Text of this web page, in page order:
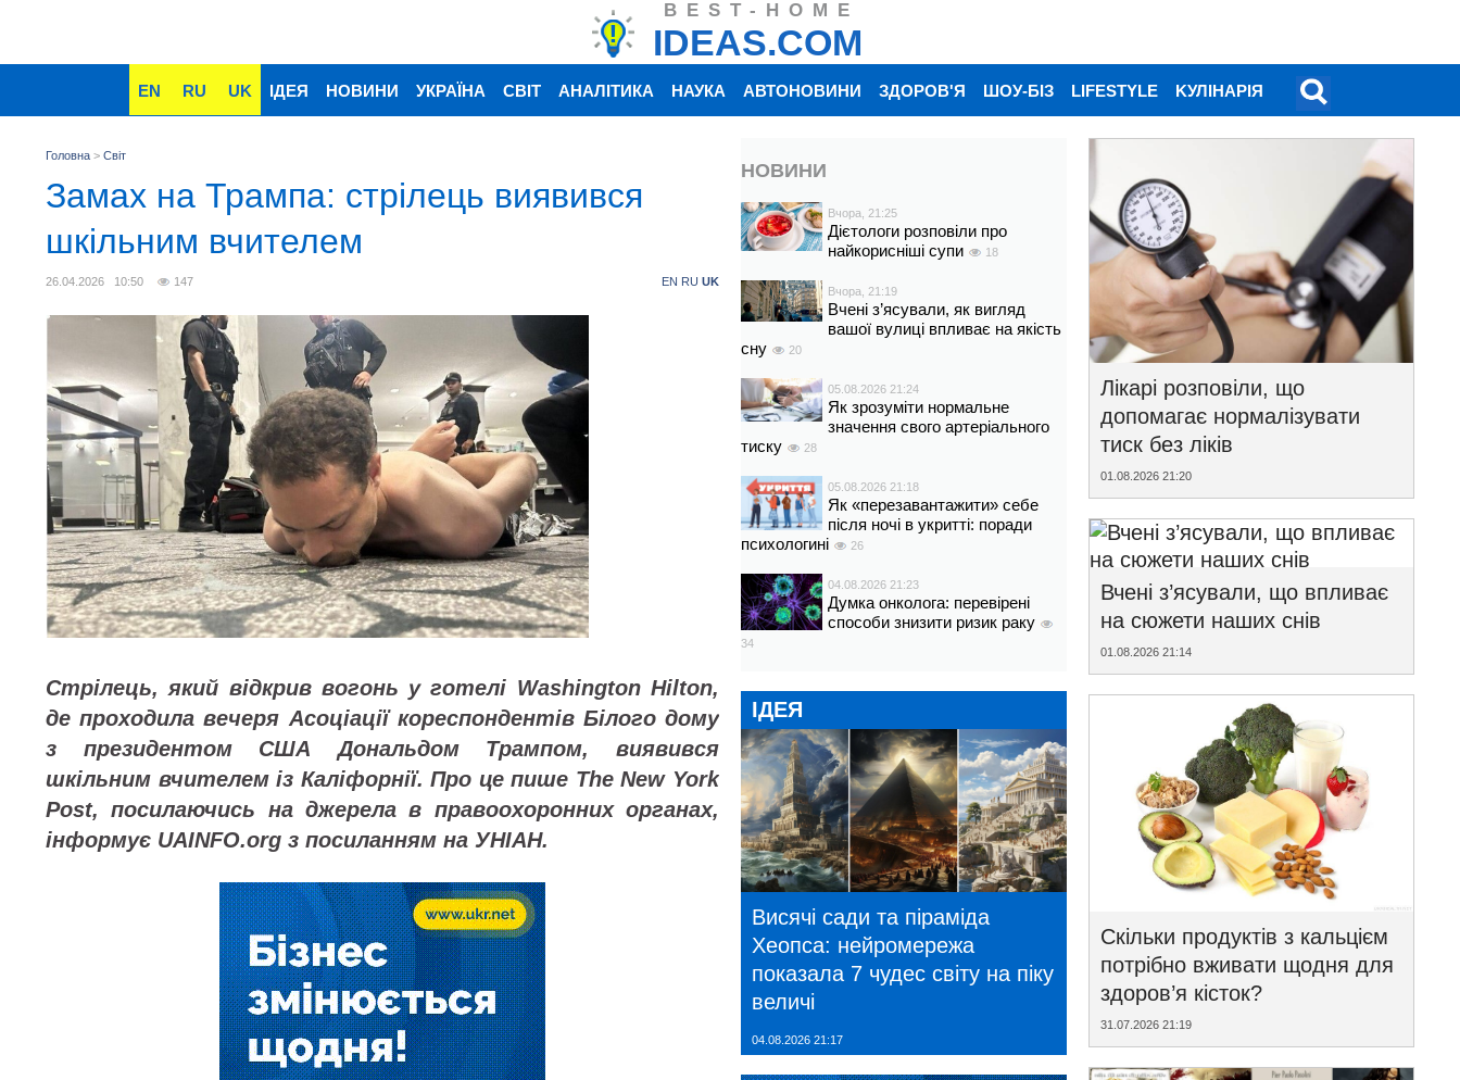
BEST-HOME
IDEAS.COM
EN RU UK ІДЕЯ НОВИНИ УКРАЇНА СВІТ АНАЛІТИКА НАУКА АВТОНОВИНИ ЗДОРОВ'Я ШОУ-БІЗ LIFESTYLE KУЛІНАРІЯ
Головна > Світ
Замах на Трампа: стрілець виявився
шкільним вчителем
26.04.2026 10:50 147 EN RU UK
Стрілець, який відкрив вогонь у готелі Washington Hilton,
де проходила вечеря Асоціації кореспондентів Білого дому
з президентом США Дональдом Трампом, виявився
шкільним вчителем із Каліфорнії. Про це пише The New York
Post, посилаючись на джерела в правоохоронних органах,
інформує UAINFO.org з посиланням на УНІАН.
НОВИНИ
Вчора, 21:25
Дієтологи розповіли про
найкорисніші супи
18
Вчора, 21:19
Вчені з’ясували, як вигляд
вашої вулиці впливає на якість
сну
20
05.08.2026 21:24
Як зрозуміти нормальне
значення свого артеріального
тиску
28
05.08.2026 21:18
Як «перезавантажити» себе
після ночі в укритті: поради
психологині
26
04.08.2026 21:23
Думка онколога: перевірені
способи знизити ризик раку
34
ІДЕЯ
Висячі сади та піраміда
Хеопса: нейромережа
показала 7 чудес світу на піку
величі
04.08.2026 21:17
Лікарі розповіли, що
допомагає нормалізувати
тиск без ліків
01.08.2026 21:20
Вчені з’ясували, що впливає
на сюжети наших снів
01.08.2026 21:14
Скільки продуктів з кальцієм
потрібно вживати щодня для
здоров’я кісток?
31.07.2026 21:19